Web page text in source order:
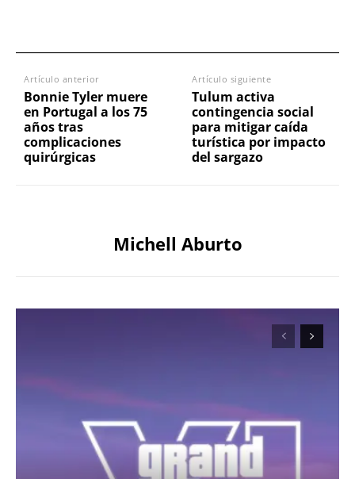
Artículo anterior
Bonnie Tyler muere
en Portugal a los 75
años tras
complicaciones
quirúrgicas
Artículo siguiente
Tulum activa
contingencia social
para mitigar caída
turística por impacto
del sargazo
Michell Aburto